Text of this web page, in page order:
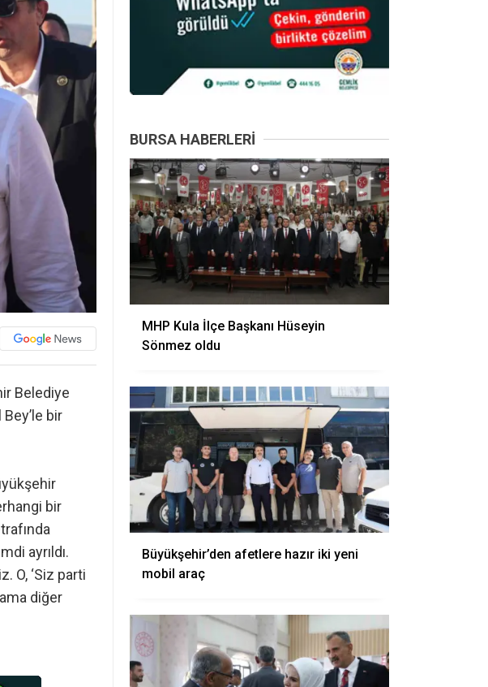
Belediye
bir
bir
ayrıldı.
O, ‘Siz parti
diğer
BURSA HABERLERI
MHP Kula İlçe Başkanı Hüseyin
Sönmez oldu
Büyükşehir’den afetlere hazır iki yeni
mobil araç